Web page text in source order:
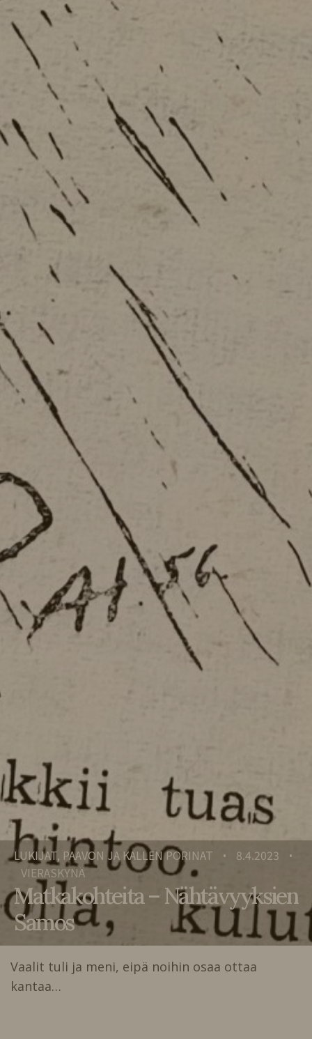
LUKIJAT, PAAVON JA KALLEN PORINAT • 8.4.2023 •
VIERASKYNÄ
Matkakohteita – Nähtävyyksien
Samos
Vaalit tuli ja meni, eipä noihin osaa ottaa
kantaa…